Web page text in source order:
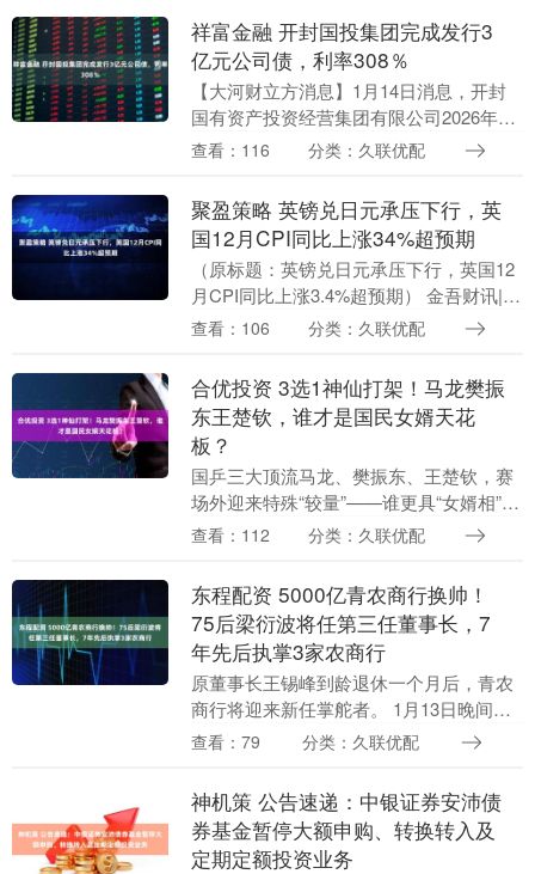
元....
祥富金融 开封国投集团完成发行3
亿元公司债，利率308％
【大河财立方消息】1月14日消息，开封
国有资产投资经营集团有限公司2026年面
向专业投资者非公开发行公司债券（第一
所挂牌交....
查看：116 分类：久联优配
聚盈策略 英镑兑日元承压下行，英
国12月CPI同比上涨34%超预期
（原标题：英镑兑日元承压下行，英国12
月CPI同比上涨3.4%超预期） 金吾财讯|英
镑兑日元汇率在周三延续前一日回调走
查看：106 分类：久联优配
合优投资 3选1神仙打架！马龙樊振
东王楚钦，谁才是国民女婿天花
板？
国乒三大顶流马龙、樊振东、王楚钦，赛
场外迎来特殊“较量”——谁更具“女婿相”成
为网友热议焦点。这三位集颜值、实力与
质，在“岳....
查看：112 分类：久联优配
东程配资 5000亿青农商行换帅！
75后梁衍波将任第三任董事长，7
年先后执掌3家农商行
原董事长王锡峰到龄退休一个月后，青农
商行将迎来新任掌舵者。 1月13日晚间，
青农商行（002958.SZ）召开董事会，提
人。 ....
查看：79 分类：久联优配
神机策 公告速递：中银证券安沛债
券基金暂停大额申购、转换转入及
定期定额投资业务